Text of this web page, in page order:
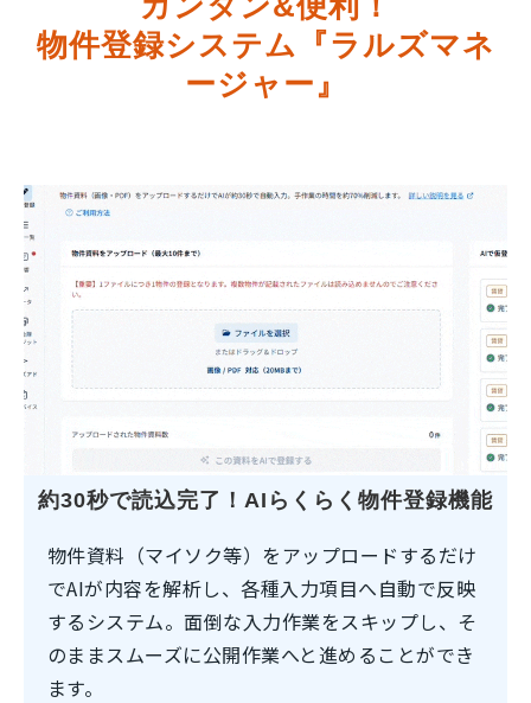
物件登録システム『ラルズマネ
ージャー』
約30秒で読込完了！AIらくらく物件登録機能
物件資料（マイソク等）をアップロードするだけ
でAIが内容を解析し、各種入力項目へ自動で反映
するシステム。面倒な入力作業をスキップし、そ
のままスムーズに公開作業へと進めることができ
ます。